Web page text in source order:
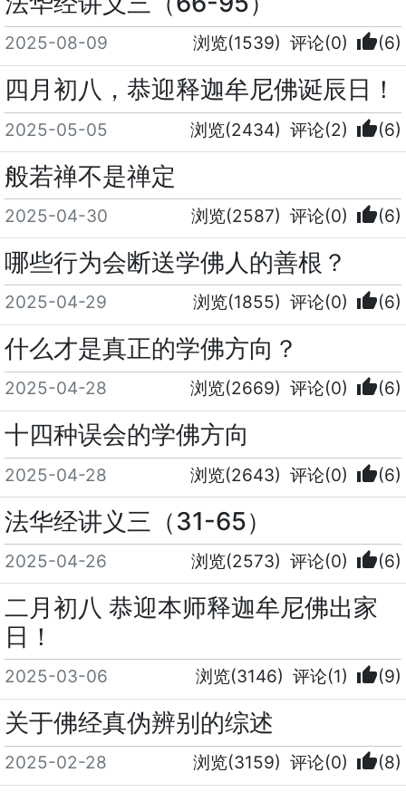
2025-08-09 浏览(1539) 评论(0) thumb_up(6)
四月初八，恭迎释迦牟尼佛诞辰日！
2025-05-05 浏览(2434) 评论(2) thumb_up(6)
般若禅不是禅定
2025-04-30 浏览(2587) 评论(0) thumb_up(6)
哪些行为会断送学佛人的善根？
2025-04-29 浏览(1855) 评论(0) thumb_up(6)
什么才是真正的学佛方向？
2025-04-28 浏览(2669) 评论(0) thumb_up(6)
十四种误会的学佛方向
2025-04-28 浏览(2643) 评论(0) thumb_up(6)
法华经讲义三（31-65）
2025-04-26 浏览(2573) 评论(0) thumb_up(6)
二月初八 恭迎本师释迦牟尼佛出家
日！
2025-03-06 浏览(3146) 评论(1) thumb_up(9)
关于佛经真伪辨别的综述
2025-02-28 浏览(3159) 评论(0) thumb_up(8)